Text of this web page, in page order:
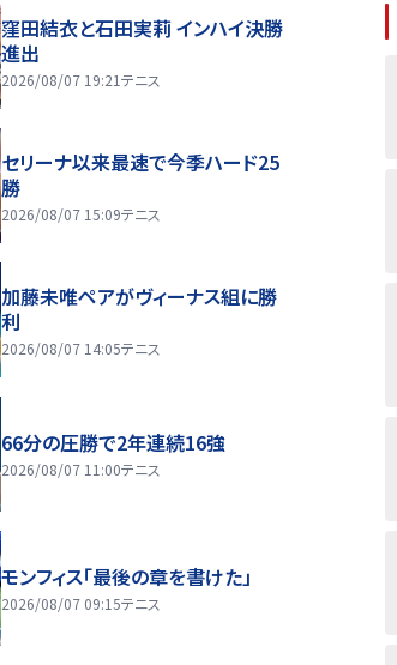
窪田結衣と石田実莉 インハイ決勝
進出
2026/08/07 19:21テニス
セリーナ以来最速で今季ハード25
勝
2026/08/07 15:09テニス
加藤未唯ペアがヴィーナス組に勝
利
2026/08/07 14:05テニス
66分の圧勝で2年連続16強
2026/08/07 11:00テニス
モンフィス「最後の章を書けた」
2026/08/07 09:15テニス